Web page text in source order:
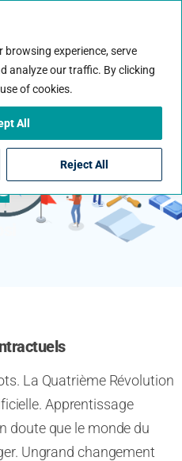
browsing experience, serve
analyze our traffic. By clicking
of cookies.
Reject All
All
Entre
Et Le
La Quatrième Révolution
Apprentissage
doute que lemonde du
Ungrand changement